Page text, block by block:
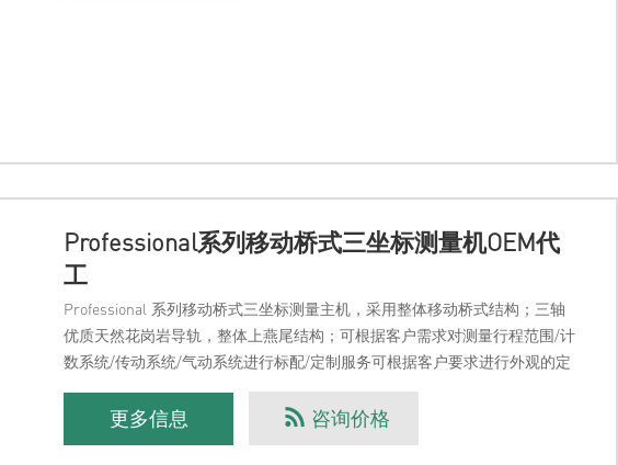
Professional系列移动桥式三坐标测量机OEM代
工
Professional 系列移动桥式三坐标测量主机，采用整体移动桥式结构；三轴
优质天然花岗岩导轨，整体上燕尾结构；可根据客户需求对测量行程范围/计
数系统/传动系统/气动系统进行标配/定制服务可根据客户要求进行外观的定
制，包括外罩的结构样式，颜色搭配及专属
更多信息 咨询价格